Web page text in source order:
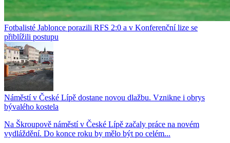
Fotbalisté Jablonce porazili RFS 2:0 a v Konferenční lize se
přiblížili postupu
Náměstí v České Lípě dostane novou dlažbu. Vznikne i obrys
bývalého kostela
Na Škroupově náměstí v České Lípě začaly práce na novém
vydláždění. Do konce roku by mělo být po celém...